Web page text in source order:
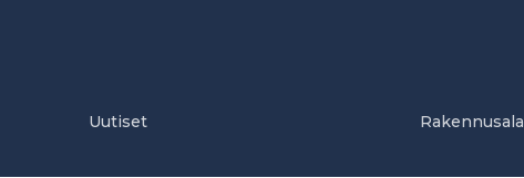
Uutiset Rakennusala